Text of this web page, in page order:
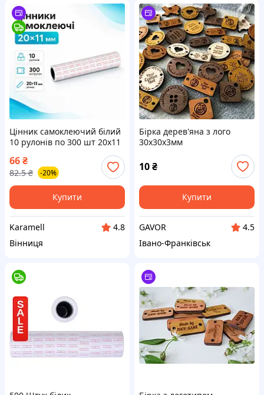
Цінник самоклеючий білий
10 рулонів по 300 шт 20x11
етикет пістолета
маркування товарів
магазин склад офіс
66₴
82.5 ₴ -20%
Купити
Karamell
4.8
Вінниця
Бірка дерев'яна з лого
30х30х3мм
10₴
Купити
GAVOR
4.5
Івано-Франківськ